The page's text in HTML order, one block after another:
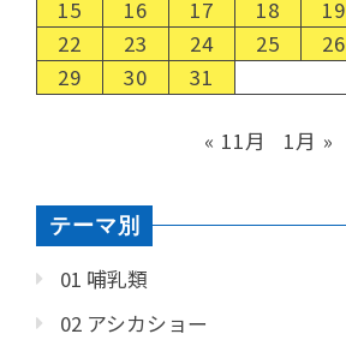
15
16 17 18 19
22
23 24 25 26
29
30 31
« 11月 1月 »
テーマ別
01 哺乳類
02 アシカショー